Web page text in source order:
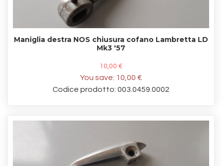
Maniglia destra NOS chiusura cofano Lambretta LD
Mk3 '57
10,00 €
You save: 10,00 €
Codice prodotto: 003.0459.0002